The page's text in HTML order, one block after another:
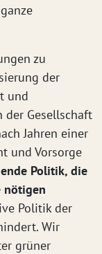
zu
der
und
der Gesellschaft
Jahren einer
und Vorsorge
Politik, die
nötigen
Politik der
Wir
grüner